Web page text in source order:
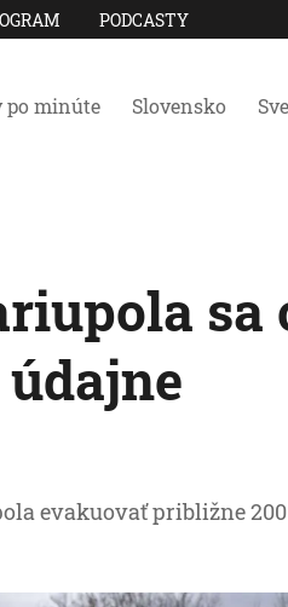
PODCASTY
po minúte Slovensko
sa
evakuovať približne